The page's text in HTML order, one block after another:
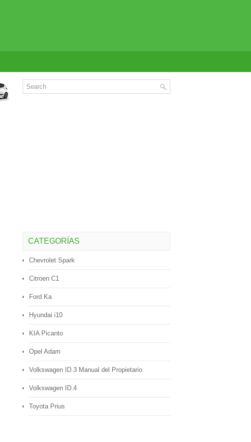
CATEGORÍAS
Chevrolet Spark
Citroen C1
Ford Ka
Hyundai i10
KIA Picanto
Opel Adam
Volkswagen ID.3 Manual del Propietario
Volkswagen ID.4
Toyota Prius